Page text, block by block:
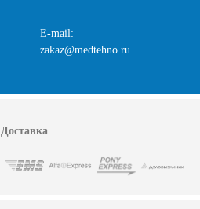
E-mail:
zakaz@medtehno.ru
Доставка